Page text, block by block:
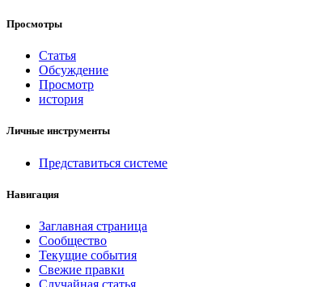
Просмотры
Статья
Обсуждение
Просмотр
история
Личные инструменты
Представиться системе
Навигация
Заглавная страница
Сообщество
Текущие события
Свежие правки
Случайная статья